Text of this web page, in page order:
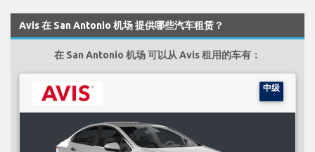
Avis 在 San Antonio 机场 提供哪些汽车租赁？
在 San Antonio 机场 可以从 Avis 租用的车有：
中级